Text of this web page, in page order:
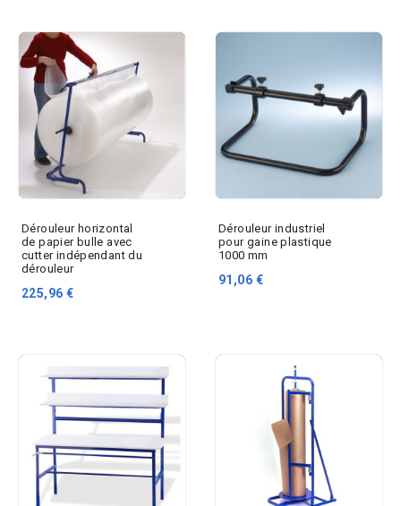
Dérouleur horizontal
de papier bulle avec
cutter indépendant du
dérouleur
225,96 €
Dérouleur industriel
pour gaine plastique
1000 mm
91,06 €